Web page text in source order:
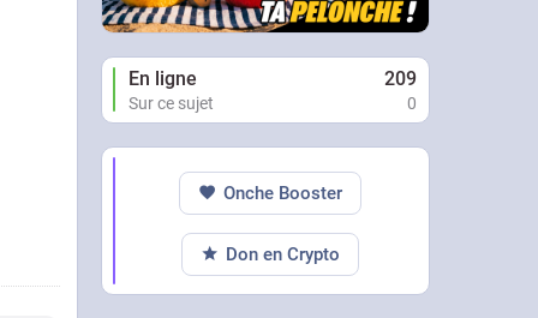
En ligne 209
Sur ce sujet 0
Onche Booster
Don en Crypto